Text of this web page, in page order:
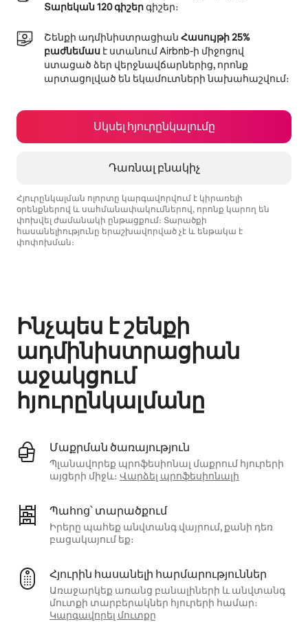
Տարեկան 120 գիշերգիշեր։
Շենքի ադմինիստրացիան Հասույթի 25%
բաժնեմաս է ստանում Airbnb-ի միջոցով
ստացած ձեր վերջնավճարներից, որոնք
արտացոլված են եկամուտների նախահաշվում։
Սկսել հյուրընկալումը
Դառնալ բնակիչ
Հյուրընկալման ոլորտը կարգավորվում է կիրառելի
օրենքներով և սահմանափակումներով, որոնք կարող են
փոխվել ժամանակի ընթացքում։ Տարածքի
հասանելիությունը երաշխավորված չէ և ենթակա է
փոփոխման։
Ինչպես է շենքի
ադմինիստրացիան
աջակցում
հյուրընկալմանը
Մաքրման ծառայություն
Պլանավորեք պրոֆեսիոնալ մաքրում հյուրերի
այցերի միջև։ Վարձել պրոֆեսիոնալի
Պահոց՝ տարածքում
Իրերը պահեք անվտանգ վայրում, քանի դեռ
բացակայում եք։
Հյուրին հասանելի հարմարություններ
Առաջարկեք առանց բանալիների և անվտանգ
մուտքի տարբերակներ հյուրերի համար։
Կարգավորել մուտքը